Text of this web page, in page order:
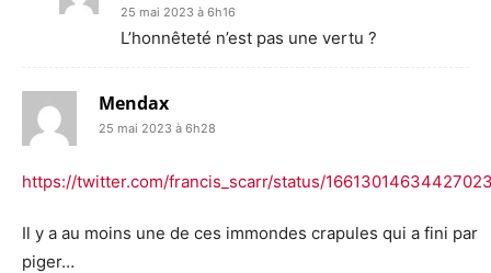
25 mai 2023 à 6h16
L’honnêteté n’est pas une vertu ?
Mendax
25 mai 2023 à 6h28
https://twitter.com/francis_scarr/status/
Il y a au moins une de ces immondes crapules qui a fini par
piger…